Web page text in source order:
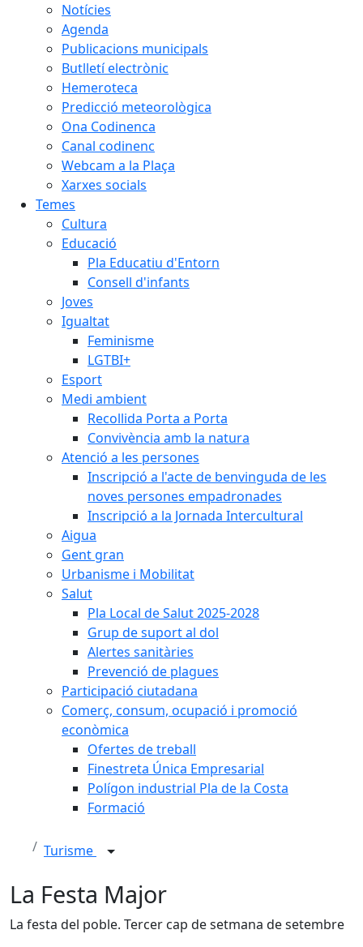
Notícies
Agenda
Publicacions municipals
Butlletí electrònic
Hemeroteca
Predicció meteorològica
Ona Codinenca
Canal codinenc
Webcam a la Plaça
Xarxes socials
Temes
Cultura
Educació
Pla Educatiu d'Entorn
Consell d'infants
Joves
Igualtat
Feminisme
LGTBI+
Esport
Medi ambient
Recollida Porta a Porta
Convivència amb la natura
Atenció a les persones
Inscripció a l'acte de benvinguda de les
noves persones empadronades
Inscripció a la Jornada Intercultural
Aigua
Gent gran
Urbanisme i Mobilitat
Salut
Pla Local de Salut 2025-2028
Grup de suport al dol
Alertes sanitàries
Prevenció de plagues
Participació ciutadana
Comerç, consum, ocupació i promoció
econòmica
Ofertes de treball
Finestreta Única Empresarial
Polígon industrial Pla de la Costa
Formació
Turisme
La Festa Major
La festa del poble. Tercer cap de setmana de setembre